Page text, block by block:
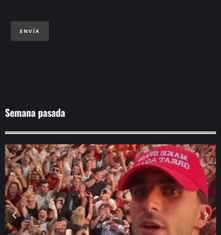
ENVÍA
Semana pasada